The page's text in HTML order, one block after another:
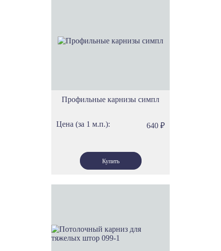
Профильные карнизы симпл
Цена (за 1 м.п.): 640 ₽